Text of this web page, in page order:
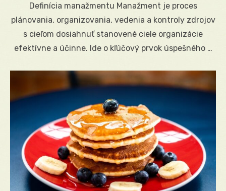
Definícia manažmentu Manažment je proces
plánovania, organizovania, vedenia a kontroly zdrojov
s cieľom dosiahnuť stanovené ciele organizácie
efektívne a účinne. Ide o kľúčový prvok úspešného …